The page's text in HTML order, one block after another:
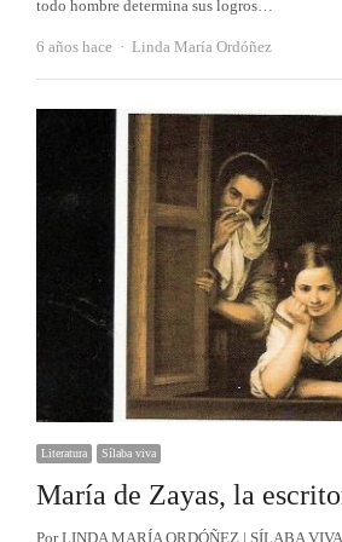
todo hombre determina sus logros…
6 años hace Autor
Linda María Ordóñez
Literatura Sílaba viva
María de Zayas, la
Por LINDA MARÍA ORDÓÑEZ | SÍLABA